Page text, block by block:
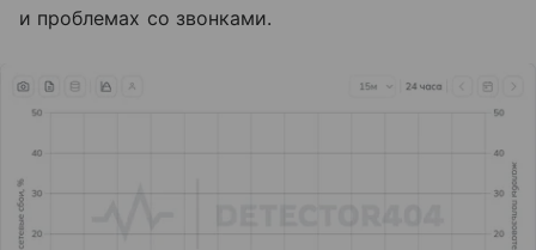
и проблемах со звонками.